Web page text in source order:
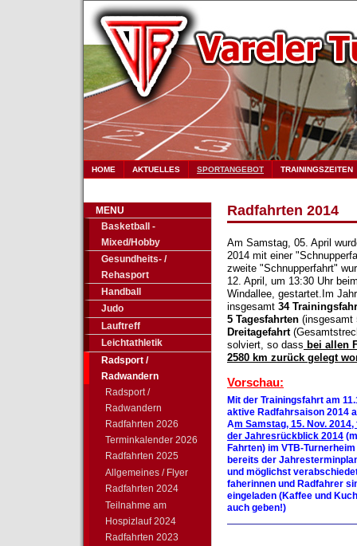
HOME AKTUELLES SPORTANGEBOT TRAININGSZEITEN
MENU
Basketball -
Mixed/Hobby
Gesundheits- /
Rehasport
Handball
Judo
Lauftreff
Leichtathletik
Radsport /
Radwandern
Radsport /
Radwandern
Radfahrten 2026
Terminkalender 2026
Radfahrten 2025
Allgemeines / Flyer
Radfahrten 2024
Teilnahme am
Hospizlauf 2024
Radfahrten 2023
Radfahrten 2014
Am Samstag, 05. April
2014 mit einer
zweite "Schnupperfahrt"
12. April, um 13:30 Uhr
Windallee, gestartet.Im
insgesamt 34
5 Tagesfahrten
Dreitagefahrt
solviert, so dass bei allen
2580 km zurück gelegt
Vorschau:
Mit der Trainingsfahrt am
aktive Radfahrsaison 2014
Am Samstag, 15. Nov.
der Jahresrückblick 2014
Fahrten) im VTB-
bereits der
und möglichst
faherinnen und Radfahrer
eingeladen (Kaffee und
auch geben!)